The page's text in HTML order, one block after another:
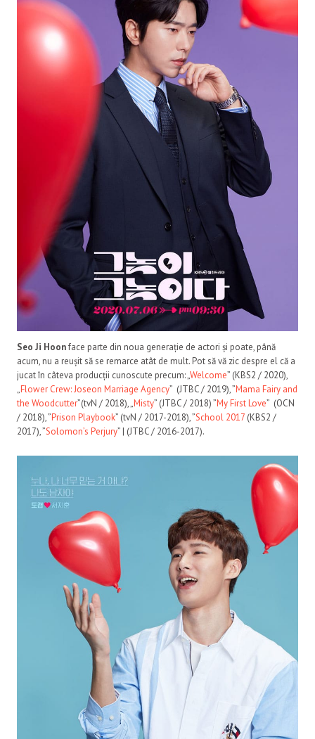
Seo Ji Hoonface parte din noua generație de actori și poate, până
acum, nu a reușit să se remarce atât de mult. Pot să vă zic despre el că a
jucat în câteva producții cunoscute precum: „Welcome” (KBS2 / 2020),
„Flower Crew: Joseon Marriage Agency” (JTBC / 2019), ”Mama Fairy and
the Woodcutter”(tvN / 2018), „Misty” (JTBC / 2018) ”My First Love” (OCN
/ 2018), ”Prison Playbook” (tvN / 2017-2018), ”School 2017 (KBS2 /
2017), ”Solomon’s Perjury” | (JTBC / 2016-2017).